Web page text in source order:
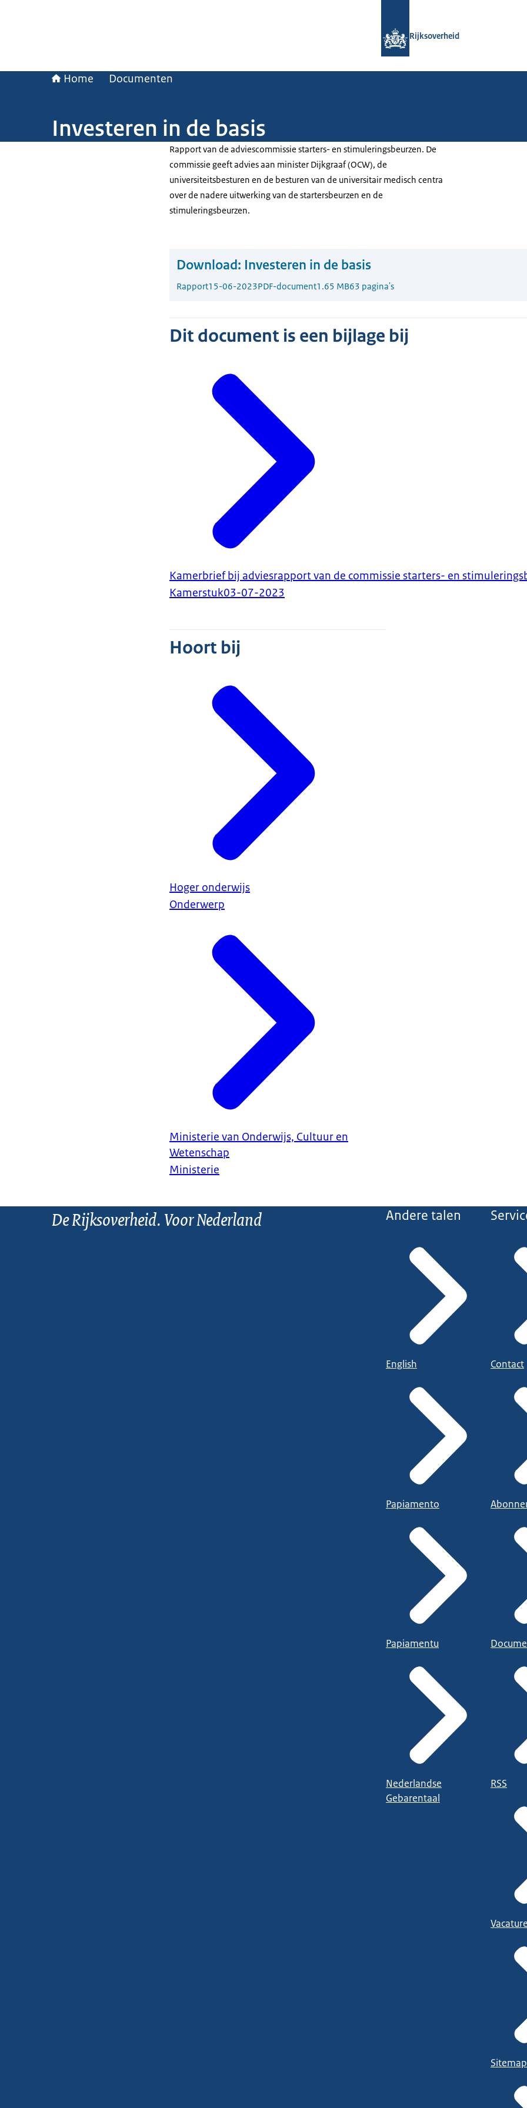
Rijksoverheid
Home Documenten
Investeren in de basis
Rapport van de adviescommissie starters- en stimuleringsbeurzen. De
commissie geeft advies aan minister Dijkgraaf (OCW), de
universiteitsbesturen en de besturen van de universitair medisch centra
over de nadere uitwerking van de startersbeurzen en de
stimuleringsbeurzen.
Download: Investeren in de basis
Rapport15-06-2023PDF-document1.65 MB63 pagina's
Dit document is een bijlage bij
Kamerbrief bij adviesrapport van de commissie starters- en
Kamerstuk03-07-2023
Hoort bij
Hoger onderwijs
Onderwerp
Ministerie van Onderwijs, Cultuur en
Wetenschap
Ministerie
De Rijksoverheid. Voor Nederland Andere talen
English
Papiamento
Papiamentu
Nederlandse
Gebarentaal
Contact
RSS
Sitemap